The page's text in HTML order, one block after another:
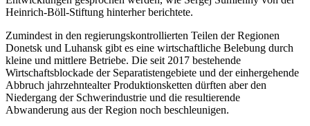
Heinrich-Böll-Stiftung hinterher berichtete.
Zumindest in den regierungskontrollierten Teilen der Regionen
Donetsk und Luhansk gibt es eine wirtschaftliche Belebung durch
kleine und mittlere Betriebe. Die seit 2017 bestehende
Wirtschaftsblockade der Separatistengebiete und der einhergehende
Abbruch jahrzehntealter Produktionsketten dürften aber den
Niedergang der Schwerindustrie und die resultierende
Abwanderung aus der Region noch beschleunigen.